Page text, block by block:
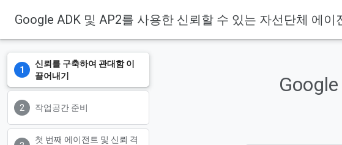
Google ADK 및 AP2를 사용한 신뢰할 수 있는 자선단체 에이
신뢰를 구축하여 관대함 이
끌어내기
작업공간 준비
첫 번째 에이전트 및 신뢰 격